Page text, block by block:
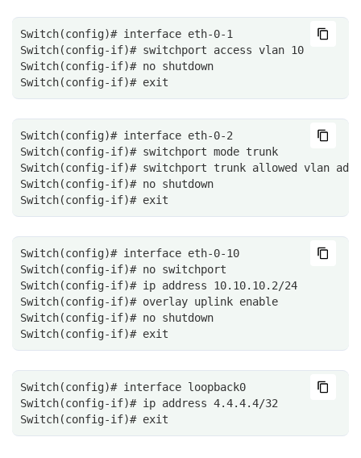
Switch(config)# interface eth-0-1
Switch(config-if)# switchport access vlan 10
Switch(config-if)# no shutdown
Switch(config-if)# exit
Switch(config)# interface eth-0-2
Switch(config-if)# switchport mode trunk
Switch(config-if)# switchport trunk allowed vlan add
Switch(config-if)# no shutdown
Switch(config-if)# exit
Switch(config)# interface eth-0-10
Switch(config-if)# no switchport
Switch(config-if)# ip address 10.10.10.2/24
Switch(config-if)# overlay uplink enable
Switch(config-if)# no shutdown
Switch(config-if)# exit
Switch(config)# interface loopback0
Switch(config-if)# ip address 4.4.4.4/32
Switch(config-if)# exit